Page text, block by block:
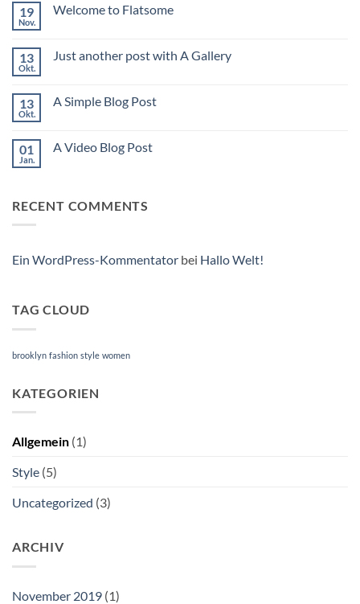
19
Nov.
Welcome to Flatsome
Welcome
13
Okt.
Just another post with A Gallery
Just
A
Gallery
13
Okt.
A Simple Blog Post
A
01
Jan.
A Video Blog Post
Video
RECENT COMMENTS
Ein WordPress-Kommentator bei Hallo Welt!
TAG CLOUD
brooklyn fashion style women
KATEGORIEN
Allgemein (1)
Style (5)
Uncategorized (3)
ARCHIV
November 2019 (1)